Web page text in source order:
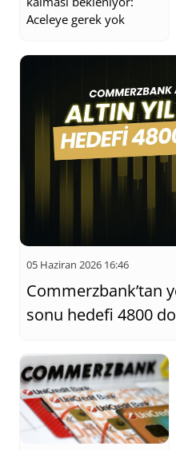
Aceleye gerek yok
05 Haziran 2026 16:46
Commerzbank’tan
sonu hedefi 4800